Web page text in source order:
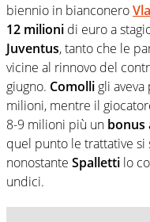
biennio in bianconero
12 milioni di euro a
Juventus, tanto che le
vicine al rinnovo del
giugno. Comolli gli
milioni, mentre il
8-9 milioni più un bonus
quel punto le trattative
nonostante Spalletti lo
undici.